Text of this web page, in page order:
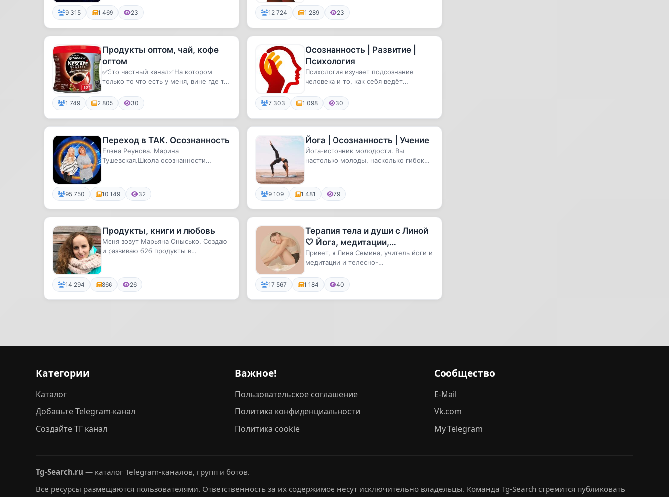
9 315 1 469 23 12 724 1 289 23
Продукты оптом, чай, кофе
оптом
✅Это частный канал✅На котором
только то что есть у меня, вине где то
1 749 2 805 30
Осознанность | Развитие |
Психология
Психология изучает подсознание
человека и то, как себя ведёт
ситуациях
7 303 1 098 30
Переход в ТАК. Осознанность
Елена Реунова. Марина
Тушевская.Школа осознанности
95 750 10 149 32
Йога | Осознанность | Учение
Йога-источник молодости. Вы
настолько молоды, насколько гибок
9 109 1 481 79
Продукты, книги и любовь
Меня зовут Марьяна Онысько. Создаю
и развиваю б2б продукты в
14 294 866 26
Терапия тела и души с Линой
🤍 Йога, медитации,
осознанность
Привет, я Лина Семина, учитель йоги и
медитации и телесно-
канал...
17 567 1 184 40
Категории
Каталог
Добавьте Telegram-канал
Создайте ТГ канал
Важное!
Пользовательское соглашение
Политика конфиденциальности
Политика cookie
Сообщество
E-Mail
Vk.com
My Telegram
Tg-Search.ru — каталог Telegram-каналов, групп и ботов.
Все ресурсы размещаются пользователями. Ответственность за их содержимое несут исключительно владельцы. Команда Tg-Search стремится публиковать